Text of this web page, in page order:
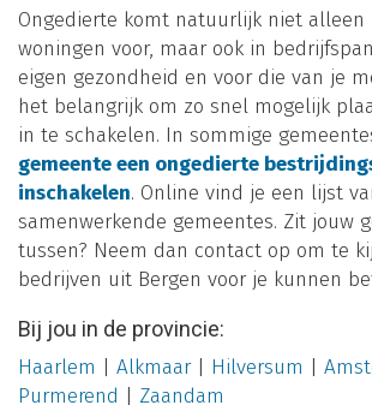
Ongedierte komt natuurlijk niet alleen
woningen voor, maar ook in
eigen gezondheid en voor die van je
het belangrijk om zo snel mogelijk
in te schakelen. In sommige
gemeente een ongedierte
inschakelen. Online vind je een lijst
samenwerkende gemeentes. Zit jouw
tussen? Neem dan contact op om te
bedrijven uit Bergen voor je kunnen
Bij jou in de provincie:
Haarlem Alkmaar| Hilversum
Purmerend
Zaandam